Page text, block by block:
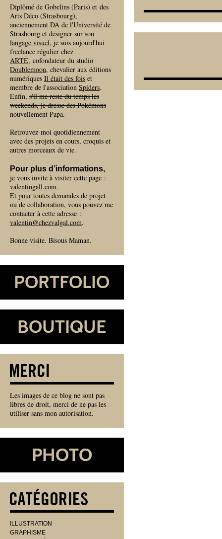
Diplômé de Gobelins (Paris) et des
Arts Déco (Strasbourg),
anciennement DA de l'Université de
Strasbourg et designer sur son
langage visuel, je suis aujourd'hui
freelance régulier chez
ARTE, cofondateur du studio
Doublemoon, chevalier aux éditions
numériques Il était des fois et
membre de l'association Spiders.
Enfin, s'il me reste du temps les
weekends, je dresse des Pokémons
nouvellement Papa.
Retrouvez-moi quotidiennement
avec des projets en cours, croquis et
autres morceaux de vie.
Pour plus d’informations,
je vous invite à visiter cette page :
valentingall.com.
Et pour toutes demandes de projet
ou de collaboration, vous pouvez me
contacter à cette adresse :
valentin@chezvalgal.com.
Bonne visite. Bisous Maman.
Les images de ce blog ne sont pas
libres de droit, merci de ne pas les
utiliser sans mon autorisation.
ILLUSTRATION
GRAPHISME